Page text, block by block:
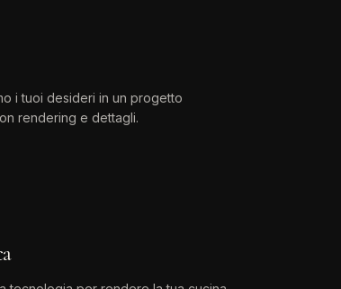
i tuoi desideri in un progetto
rendering e dettagli.